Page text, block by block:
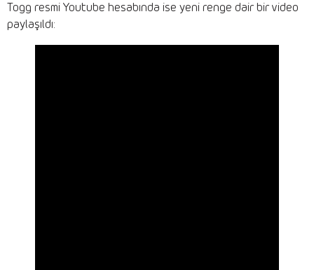
Togg resmi Youtube hesabında ise yeni renge dair bir video
paylaşıldı: